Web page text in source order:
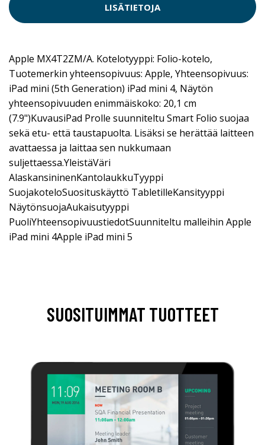
LISÄTIETOJA
Apple MX4T2ZM/A. Kotelotyyppi: Folio-kotelo,
Tuotemerkin yhteensopivuus: Apple, Yhteensopivuus:
iPad mini (5th Generation) iPad mini 4, Näytön
yhteensopivuuden enimmäiskoko: 20,1 cm
(7.9")KuvausiPad Prolle suunniteltu Smart Folio suojaa
sekä etu- että taustapuolta. Lisäksi se herättää laitteen
avattaessa ja laittaa sen nukkumaan
suljettaessa.YleistäVäri
AlaskansininenKantolaukkuTyyppi
SuojakoteloSuosituskäyttö TabletilleKansityyppi
NäytönsuojaAukaisutyyppi
PuoliYhteensopivuustiedotSuunniteltu malleihin Apple
iPad mini 4Apple iPad mini 5
SUOSITUIMMAT TUOTTEET